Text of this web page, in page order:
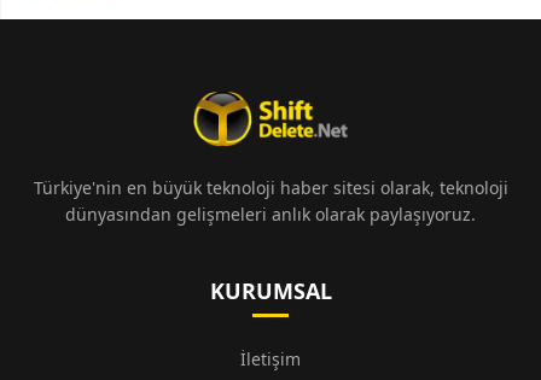
Türkiye'nin en büyük teknoloji haber sitesi olarak, teknoloji
dünyasından gelişmeleri anlık olarak paylaşıyoruz.
KURUMSAL
İletişim